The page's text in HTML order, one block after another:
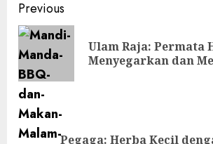
Post
navigation
Previous
Ulam Raja: Permata
Menyegarkan dan
Pegaga: Herba Kecil